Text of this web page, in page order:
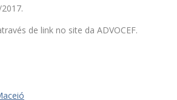
de link no site da ADVOCEF.